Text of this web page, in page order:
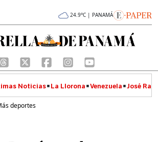
24.9°C | PANAMÁ
Noticias La Llorona Venezuela José
deportes